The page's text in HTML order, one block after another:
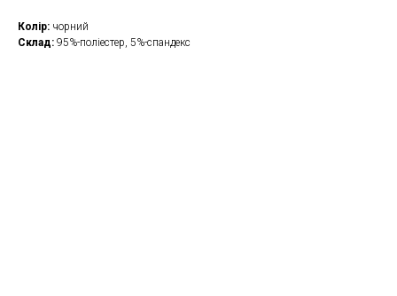
Колір: чорний
Склад: 95%-поліестер, 5%-спандекс